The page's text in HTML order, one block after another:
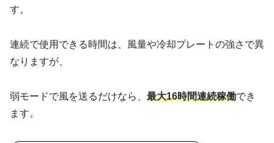
す。
連続で使用できる時間は、風量や冷却プレートの強さで異
なりますが、
弱モードで風を送るだけなら、 最大16時間連続稼働でき
ます。